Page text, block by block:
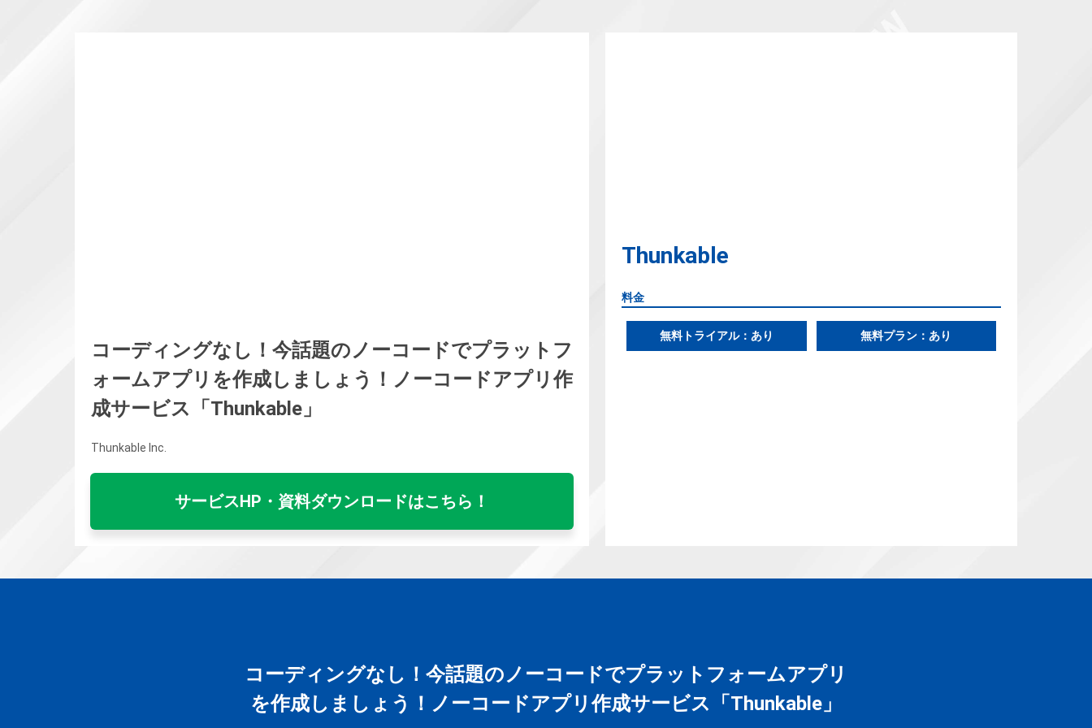
コーディングなし！今話題のノーコードでプラットフ
ォームアプリを作成しましょう！ノーコードアプリ作
成サービス「Thunkable」
Thunkable Inc.
サービスHP・資料ダウンロードはこちら！
Thunkable
料金
無料トライアル：あり 無料プラン：あり
コーディングなし！今話題のノーコードでプラットフォームアプリ
を作成しましょう！ノーコードアプリ作成サービス「Thunkable」